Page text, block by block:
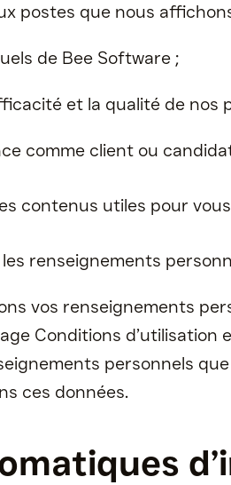
postes que nous
de Bee Software ;
et la qualité de nos
comme client ou
contenus utiles pour
renseignements
vos renseignements
Conditions
personnels
ces données.